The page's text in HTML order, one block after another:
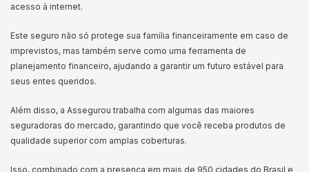
acesso à internet.
Este seguro não só protege sua família financeiramente em caso de
imprevistos, mas também serve como uma ferramenta de
planejamento financeiro, ajudando a garantir um futuro estável para
seus entes queridos.
Além disso, a Assegurou trabalha com algumas das maiores
seguradoras do mercado, garantindo que você receba produtos de
qualidade superior com amplas coberturas.
Isso, combinado com a presença em mais de 950 cidades do Brasil e